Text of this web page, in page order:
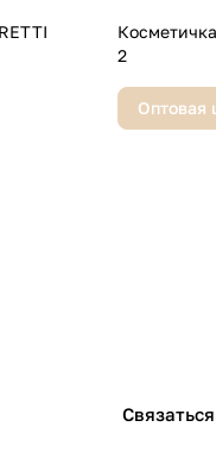
Косметичка, кожа
2
Оптовая